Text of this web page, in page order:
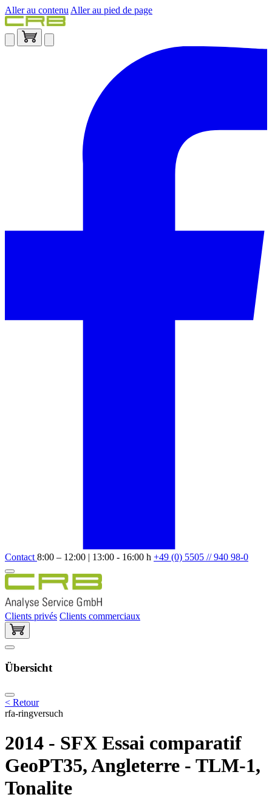
Aller au contenu Aller au pied de page
Contact 8:00 – 12:00 | 13:00 - 16:00 h +49 (0) 5505 // 940 98-0
Clients privés Clients commerciaux
Übersicht
< Retour
rfa-ringversuch
2014 - SFX Essai comparatif
GeoPT35, Angleterre - TLM-1,
Tonalite